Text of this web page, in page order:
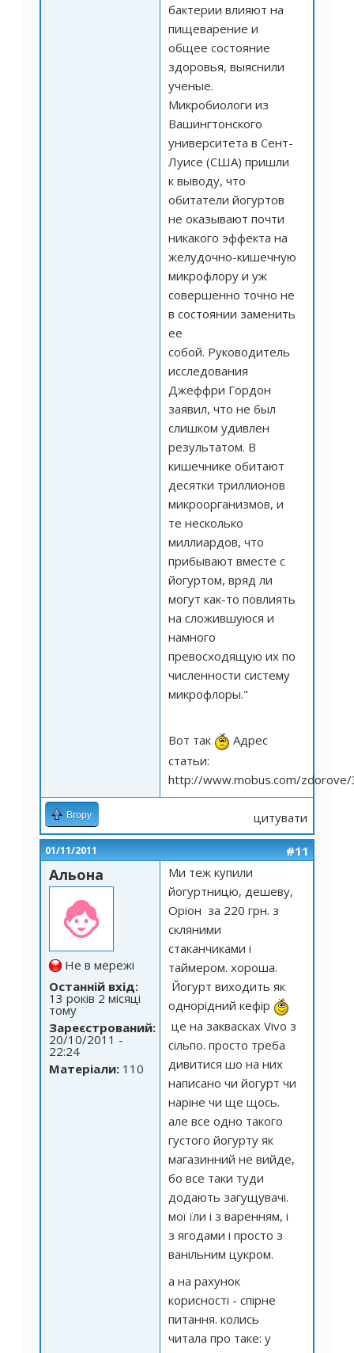
бактерии влияют на
пищеварение и
общее состояние
здоровья, выяснили
ученые.
Микробиологи из
Вашингтонского
университета в Сент-
Луисе (США) пришли
к выводу, что
обитатели йогуртов
не оказывают почти
никакого эффекта на
желудочно-кишечную
микрофлору и уж
совершенно точно не
в состоянии заменить
ее
собой. Руководитель
исследования
Джеффри Гордон
заявил, что не был
слишком удивлен
результатом. В
кишечнике обитают
десятки триллионов
микроорганизмов, и
те несколько
миллиардов, что
прибывают вместе с
йогуртом, вряд ли
могут как-то повлиять
на сложившуюся и
намного
превосходящую их по
численности систему
микрофлоры."
Вот так
Адрес
статьи:
http://www.mobus.com/
Вгору цитувати
01/11/2011 #11
Альона
Не в мережі
Останній вхід:
13 років 2 місяці
тому
Зареєстрований:
20/10/2011 -
22:24
Матеріали: 110
Ми теж купили
йогуртницю, дешеву,
Оріон за 220 грн. з
скляними
стаканчиками і
таймером. хороша.
Йогурт виходить як
однорідний кефір
це на заквасках Vivo з
сільпо. просто треба
дивитися шо на них
написано чи йогурт чи
наріне чи ще щось.
але все одно такого
густого йогурту як
магазинний не вийде,
бо все таки туди
додають загущувачі.
мої їли і з варенням, і
з ягодами і просто з
ванільним цукром.
а на рахунок
корисності - спірне
питання. колись
читала про таке: у